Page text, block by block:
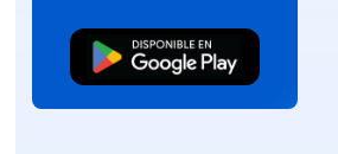
Descarga Gratuita